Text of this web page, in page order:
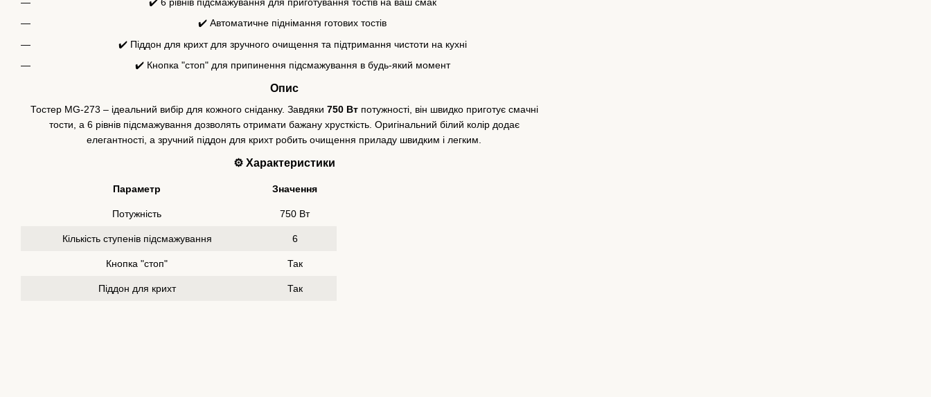
✔️ Автоматичне піднімання готових тостів
✔️ Піддон для крихт для зручного очищення та підтримання чистоти на кухні
✔️ Кнопка "стоп" для припинення підсмажування в будь-який момент
Опис
Тостер MG-273 – ідеальний вибір для кожного сніданку. Завдяки 750 Втпотужності, він швидко приготує смачні
тости, а 6 рівнів підсмажування дозволять отримати бажану хрусткість. Оригінальний білий колір додає
елегантності, а зручний піддон для крихт робить очищення приладу швидким і легким.
⚙️ Характеристики
Параметр Значення
Потужність 750 Вт
Кількість ступенів підсмажування 6
Кнопка "стоп" Так
Піддон для крихт Так